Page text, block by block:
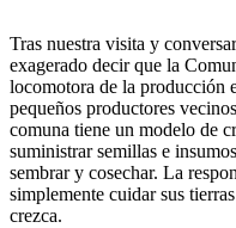
Tras nuestra visita y
exagerado decir que la
locomotora de la producción
pequeños productores
comuna tiene un modelo de
suministrar semillas e
sembrar y cosechar. La
simplemente cuidar sus
crezca.